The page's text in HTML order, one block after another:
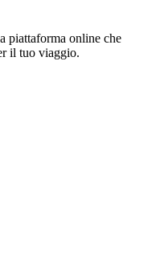
piattaforma online che
il tuo viaggio.